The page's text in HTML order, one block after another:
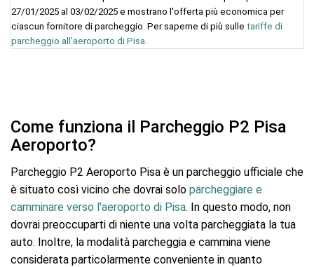
27/01/2025 al 03/02/2025 e mostrano l'offerta più economica per
ciascun fornitore di parcheggio. Per saperne di più sulle tariffe di
parcheggio all'aeroporto di Pisa.
Come funziona il Parcheggio P2 Pisa
Aeroporto?
Parcheggio P2 Aeroporto Pisa è un parcheggio ufficiale che
è situato così vicino che dovrai solo parcheggiare e
camminare verso l'aeroporto di Pisa. In questo modo, non
dovrai preoccuparti di niente una volta parcheggiata la tua
auto. Inoltre, la modalità parcheggia e cammina viene
considerata particolarmente conveniente in quanto